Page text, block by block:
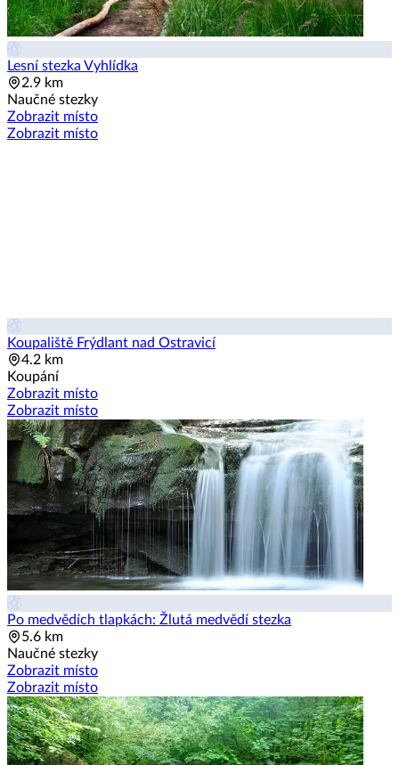
Lesní stezka Vyhlídka
2.9 km
Naučné stezky
Zobrazit místo
Zobrazit místo
Koupaliště Frýdlant nad Ostravicí
4.2 km
Koupání
Zobrazit místo
Zobrazit místo
Po medvědích tlapkách: Žlutá medvědí stezka
5.6 km
Naučné stezky
Zobrazit místo
Zobrazit místo